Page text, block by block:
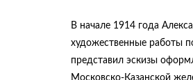
В начале 1914 года
художественные работы
представил эскизы